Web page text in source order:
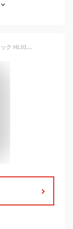
【×2袋メール便送料込】貝印 ヘアネット ブラック HL0162(4901601277890)セットした髪やカ−ラ−を巻いた髪をキ−プ おやすみの際の髪の崩れ防止にもご使用いただけます。